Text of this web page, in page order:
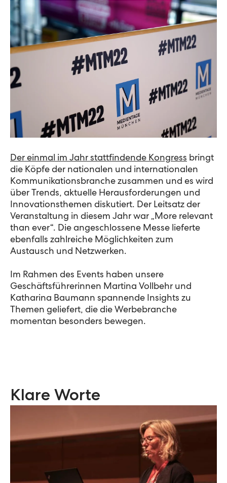
Der einmal im Jahr stattfindende Kongress bringt
die Köpfe der nationalen und internationalen
Kommunikationsbranche zusammen und es wird
über Trends, aktuelle Herausforderungen und
Innovationsthemen diskutiert. Der Leitsatz der
Veranstaltung in diesem Jahr war „More relevant
than ever“. Die angeschlossene Messe lieferte
ebenfalls zahlreiche Möglichkeiten zum
Austausch und Netzwerken.
Im Rahmen des Events haben unsere
Geschäftsführerinnen Martina Vollbehr und
Katharina Baumann spannende Insights zu
Themen geliefert, die die Werbebranche
momentan besonders bewegen.
Klare Worte